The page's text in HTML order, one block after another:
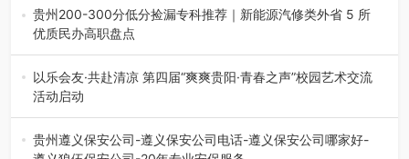
会在贵阳隆重举行。…
贵州200-300分低分捡漏专科推荐｜新能源汽修类外省 5 所
优质民办高职盘点
在贵州省高考志愿填报体系中，200至300分数段考生可选择
的省内工科、新能源汽车…
以乐会友·共赴清凉 第四届“爽爽贵阳·青春之声”校园艺术交流
活动启动
七月的贵阳，清风送爽，第四届“爽爽贵阳·青春之声”校园管
弦乐（合唱）艺术交流活动…
贵州遵义保安公司-遵义保安公司电话-遵义保安公司哪家好-